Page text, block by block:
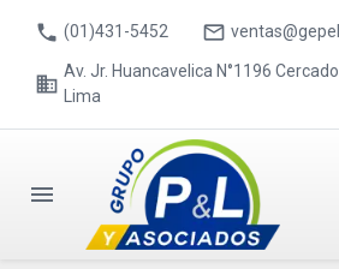
phone (01)431-5452 mail_outline
business
Av. Jr. Huancavelica N°1196
Lima
menu